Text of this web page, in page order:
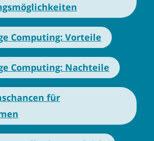
Computing: Vorteile
Computing: Nachteile
für